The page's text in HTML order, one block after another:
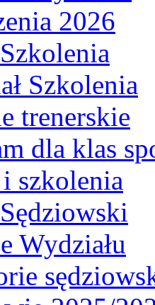
2026
Szkolenia
trenerskie
dla klas
szkolenia
Wydziału